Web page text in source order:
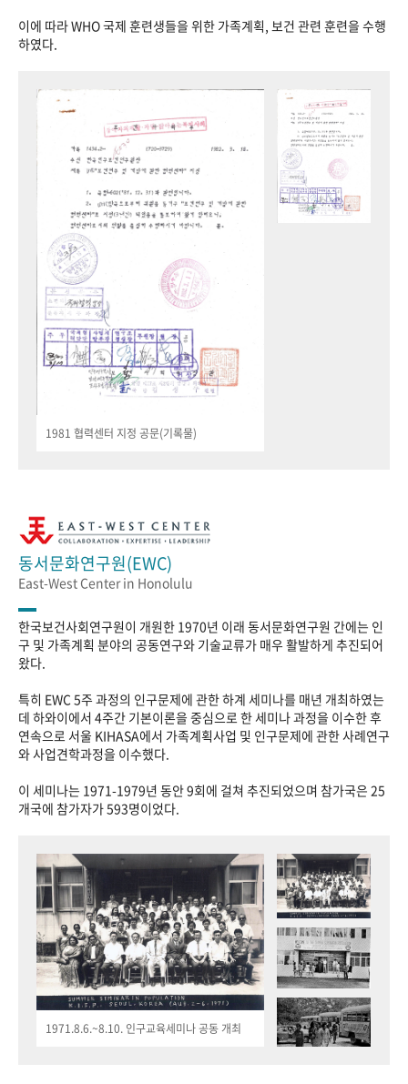
이에 따라 WHO 국제 훈련생들을 위한 가족계획, 보건 관련 훈련을 수행
하였다.
1981 협력센터 지정 공문(기록물)
동서문화연구원(EWC)
East-West Center in Honolulu
한국보건사회연구원이 개원한 1970년 이래 동서문화연구원 간에는 인
구 및 가족계획 분야의 공동연구와 기술교류가 매우 활발하게 추진되어
왔다.
특히 EWC 5주 과정의 인구문제에 관한 하계 세미나를 매년 개최하였는
데 하와이에서 4주간 기본이론을 중심으로 한 세미나 과정을 이수한 후
연속으로 서울 KIHASA에서 가족계획사업 및 인구문제에 관한 사례연구
와 사업견학과정을 이수했다.
이 세미나는 1971-1979년 동안 9회에 걸쳐 추진되었으며 참가국은 25
개국에 참가자가 593명이었다.
1971.8.6.~8.10. 인구교육세미나 공동 개최